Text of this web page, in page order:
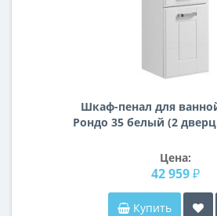
Шкаф-пенал для
Рондо 35 белый (2
Цена:
42 959 ₽
Купить